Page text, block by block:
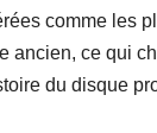
comme les
ancien, ce qui
du disque